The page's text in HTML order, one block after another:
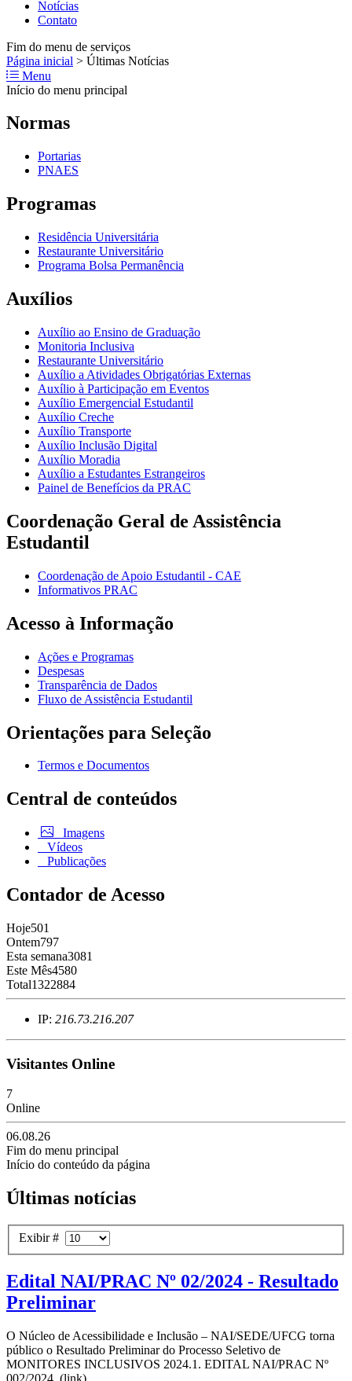
Notícias
Contato
Fim do menu de serviços
Página inicial > Últimas Notícias
Menu
Início do menu principal
Normas
Portarias
PNAES
Programas
Residência Universitária
Restaurante Universitário
Programa Bolsa Permanência
Auxílios
Auxílio ao Ensino de Graduação
Monitoria Inclusiva
Restaurante Universitário
Auxílio a Atividades Obrigatórias Externas
Auxílio à Participação em Eventos
Auxílio Emergencial Estudantil
Auxílio Creche
Auxílio Transporte
Auxílio Inclusão Digital
Auxílio Moradia
Auxílio a Estudantes Estrangeiros
Painel de Benefícios da PRAC
Coordenação Geral de Assistência
Estudantil
Coordenação de Apoio Estudantil - CAE
Informativos PRAC
Acesso à Informação
Ações e Programas
Despesas
Transparência de Dados
Fluxo de Assistência Estudantil
Orientações para Seleção
Termos e Documentos
Central de conteúdos
Imagens
Vídeos
Publicações
Contador de Acesso
Hoje501
Ontem797
Esta semana3081
Este Mês4580
Total1322884
IP: 216.73.216.207
Visitantes Online
7
Online
06.08.26
Fim do menu principal
Início do conteúdo da página
Últimas notícias
Exibir #
Edital NAI/PRAC Nº 02/2024 - Resultado
Preliminar
O Núcleo de Acessibilidade e Inclusão – NAI/SEDE/UFCG torna
público o Resultado Preliminar do Processo Seletivo de
MONITORES INCLUSIVOS 2024.1. EDITAL NAI/PRAC Nº
002/2024. (link)